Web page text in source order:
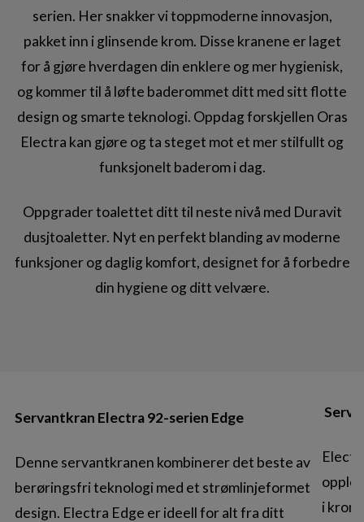
serien. Her snakker vi toppmoderne innovasjon,
pakket inn i glinsende krom. Disse kranene er laget
for å gjøre hverdagen din enklere og mer hygienisk,
og kommer til å løfte baderommet ditt med sitt flotte
design og smarte teknologi. Oppdag forskjellen Oras
Electra kan gjøre og ta steget mot et mer stilfullt og
funksjonelt baderom i dag.
Oppgrader toalettet ditt til neste nivå med Duravit
dusjtoaletter. Nyt en perfekt blanding av moderne
funksjoner og daglig komfort, designet for å forbedre
din hygiene og ditt velvære.
Servantkran Electra 92-serien Edge
Denne servantkranen kombinerer det beste av
berøringsfri teknologi med et strømlinjeformet
design. Electra Edge er ideell for alt fra ditt
i